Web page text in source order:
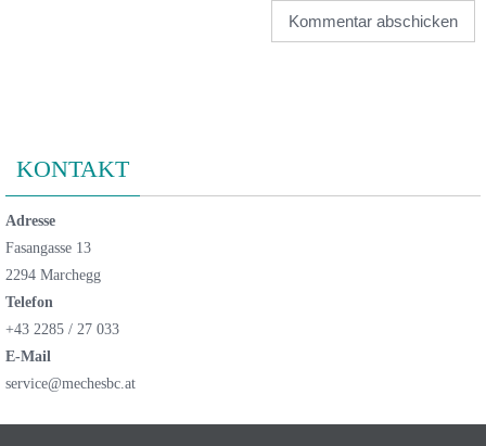
KONTAKT
Adresse
Fasangasse 13
2294 Marchegg
Telefon
+43 2285 / 27 033
E-Mail
service@mechesbc.at